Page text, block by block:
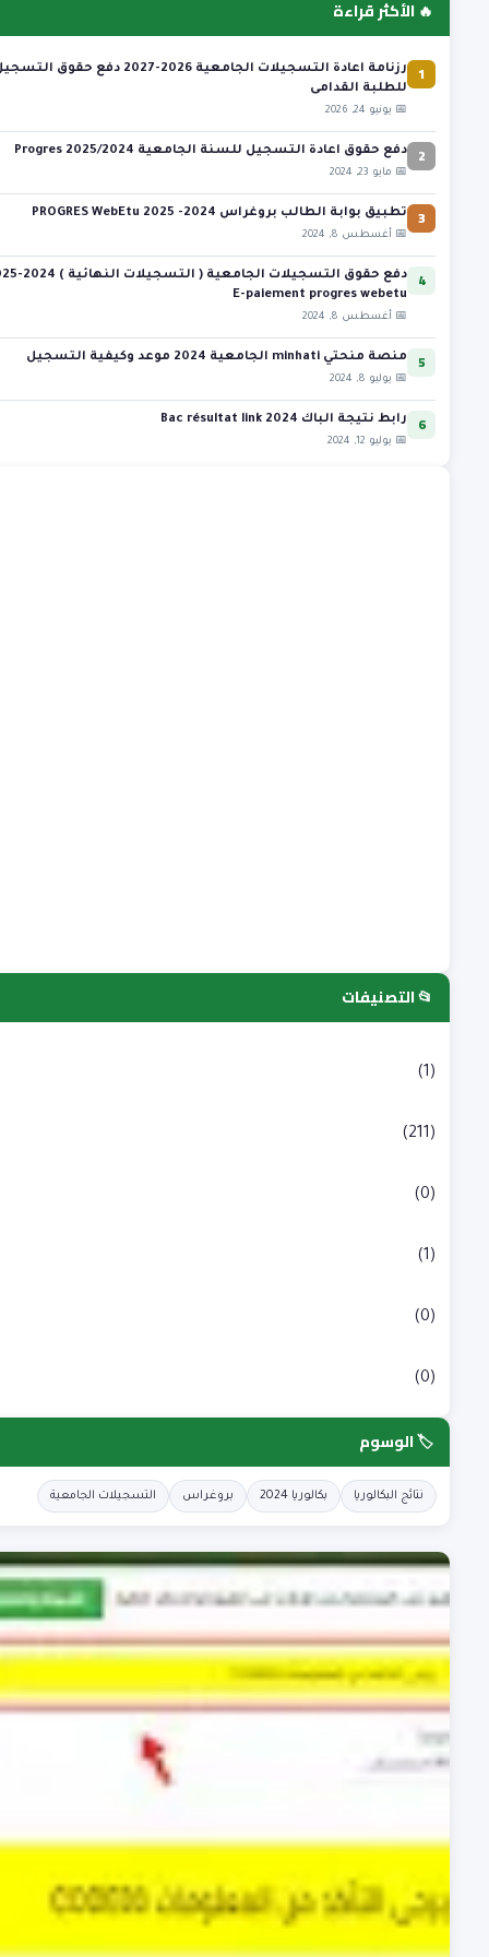
🔥 الأكثر قراءة
1
رزنامة اعادة التسجيلات الجامعية 2026-2027 دفع حقوق
للطلبة القدامى
📅 يونيو 24, 2026
2 دفع حقوق اعادة التسجيل للسنة الجامعية 2025/2024 Progres
📅 مايو 23, 2024
3 تطبيق بوابة الطالب بروغراس 2024- 2025 PROGRES WebEtu
📅 أغسطس 8, 2024
4
دفع حقوق التسجيلات الجامعية
E-paiement progres webetu
📅 أغسطس 8, 2024
5 منصة منحتي minhati الجامعية 2024 موعد وكيفية التسجيل
📅 يوليو 8, 2024
6 رابط نتيجة الباك 2024 Bac résultat link
📅 يوليو 12, 2024
📂 التصنيفات
(1)
(211)
(0)
(1)
(0)
(0)
🏷️ الوسوم
نتائج البكالوريا بكالوريا 2024 بروغراس التسجيلات الجامعية